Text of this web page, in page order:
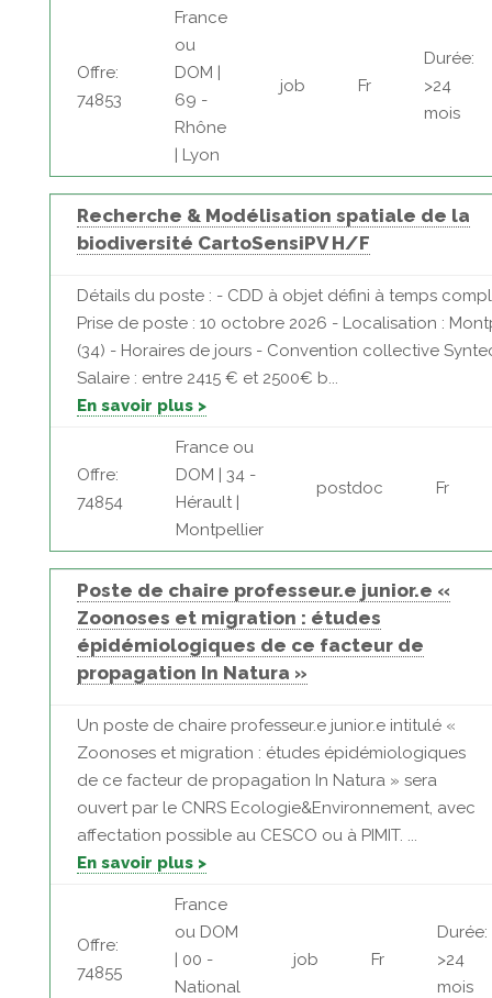
Offre:
74853
France
ou
DOM |
69 -
Rhône
| Lyon
job Fr
Durée:
>24
mois
Recherche & Modélisation spatiale de la
biodiversité CartoSensiPV H/F
Détails du poste : - CDD à objet défini à temps
Prise de poste : 10 octobre 2026 - Localisation :
(34) - Horaires de jours - Convention collective
Salaire : entre 2415 € et 2500€ b...
En savoir plus >
Offre:
74854
France ou
DOM | 34 -
Hérault |
Montpellier
postdoc Fr
Poste de chaire professeur.e junior.e «
Zoonoses et migration : études
épidémiologiques de ce facteur de
propagation In Natura »
Un poste de chaire professeur.e junior.e intitulé «
Zoonoses et migration : études épidémiologiques
de ce facteur de propagation In Natura » sera
ouvert par le CNRS Ecologie&Environnement, avec
affectation possible au CESCO ou à PIMIT. ...
En savoir plus >
Offre:
74855
France
ou DOM
| 00 -
National
job Fr
Durée:
>24
mois